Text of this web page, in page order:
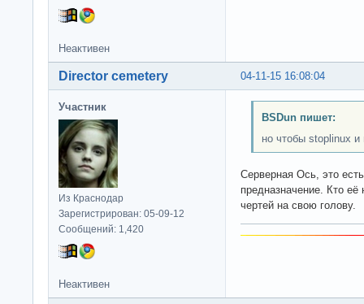
Неактивен
04-11-15 16:08:04
Director cemetery
Участник
Из Краснодар
Зарегистрирован: 05-09-12
Сообщений: 1,420
BSDun пишет:
но чтобы stoplinux и
Серверная Ось, это
предназначение. Кто её
чертей на свою голову.
Неактивен